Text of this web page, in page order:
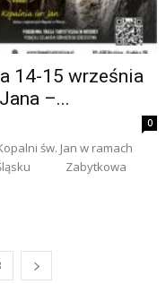
14-15 września
–...
0
św. Jan w ramach
Śląsku Zabytkowa